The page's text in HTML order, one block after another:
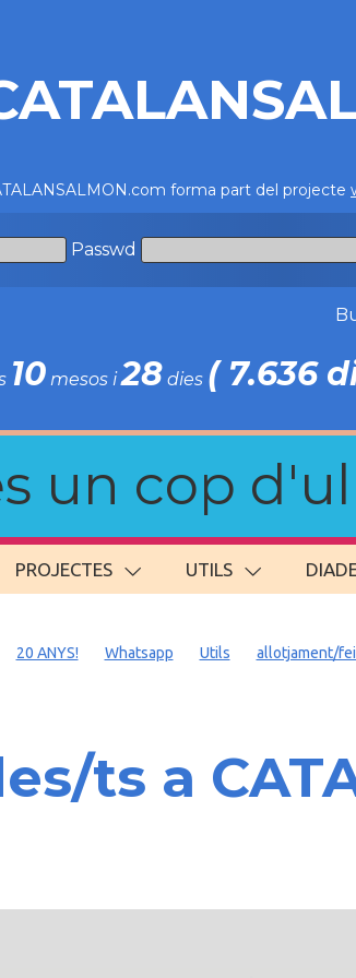
forma part del projecte
Passwd
10 mesos i28 dies ( 7.636
un cop
PROJECTES UTILS
20 ANYS! Whatsapp Utils allotjament/
ts a